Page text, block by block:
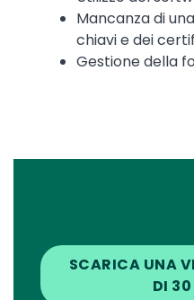
Mancanza di
chiavi e dei
Gestione della
SCARICA UNA
DI